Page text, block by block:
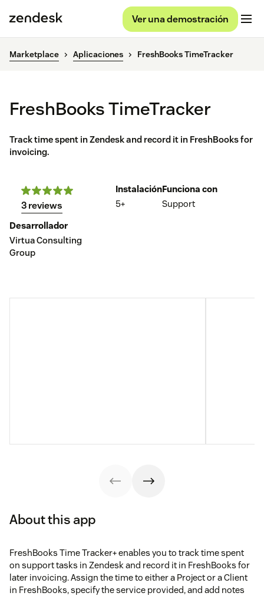
Ver una demostración
Marketplace Aplicaciones FreshBooks TimeTracker
FreshBooks TimeTracker
Track time spent in Zendesk and record it in FreshBooks for
invoicing.
3 reviews
Instalación
5+
Funciona con
Support
Desarrollador
Virtua Consulting
Group
About this app
FreshBooks Time Tracker+ enables you to track time spent
on support tasks in Zendesk and record it in FreshBooks for
later invoicing. Assign the time to either a Project or a Client
in FreshBooks, specify the service provided, and add notes